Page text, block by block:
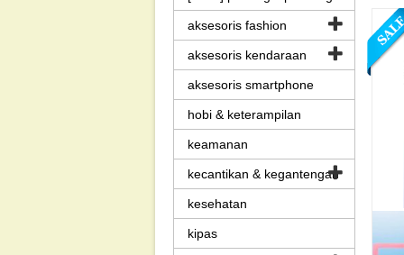
aksesoris fashion
aksesoris kendaraan
aksesoris smartphone
hobi & keterampilan
keamanan
kecantikan & kegantengan
kesehatan
kipas